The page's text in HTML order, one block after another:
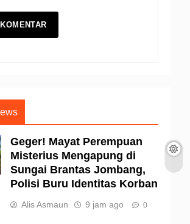
Geger! Mayat Perempuan
Misterius Mengapung di
Sungai Brantas Jombang,
Polisi Buru Identitas Korban
Alis Asmaun 9 jam ago 0